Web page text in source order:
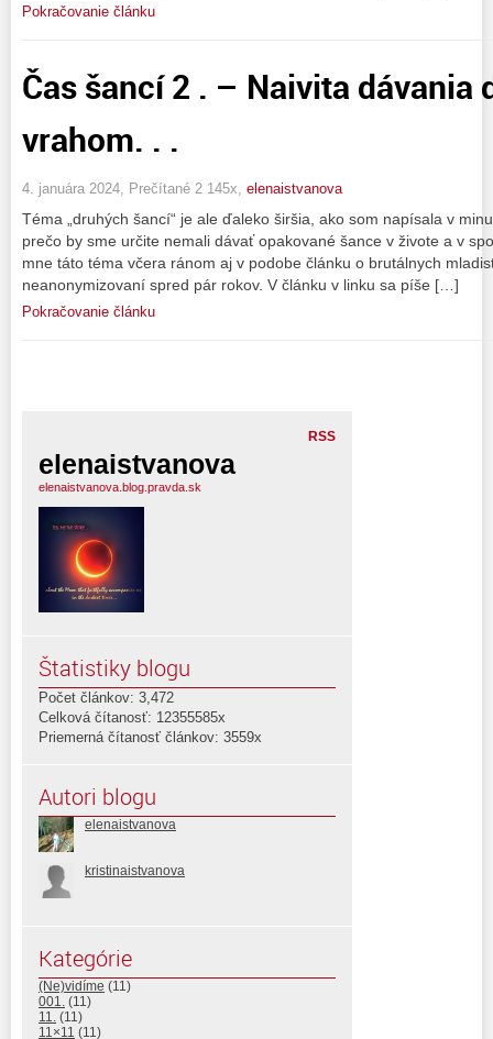
Pokračovanie článku
Čas šancí 2 . – Naivita dávania
vrahom. . .
4. januára 2024, Prečítané 2 145x, elenaistvanova
Téma „druhých šancí“ je ale ďaleko širšia, ako som napísala v
prečo by sme určite nemali dávať opakované šance v živote a v
mne táto téma včera ránom aj v podobe článku o brutálnych
neanonymizovaní spred pár rokov. V článku v linku sa píše […]
Pokračovanie článku
RSS
elenaistvanova
elenaistvanova.blog.pravda.sk
Štatistiky blogu
Počet článkov: 3,472
Celková čítanosť: 12355585x
Priemerná čítanosť článkov: 3559x
Autori blogu
elenaistvanova
kristinaistvanova
Kategórie
(Ne)vidíme (11)
001. (11)
11. (11)
11×11 (11)